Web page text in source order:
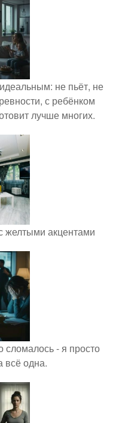
не пьёт, не
с ребёнком
лучше многих.
желтыми акцентами
сломалось - я просто
всё одна.